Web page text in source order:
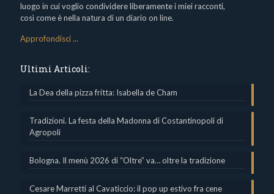
luogo in cui voglio condividere liberamente i miei racconti,
così come è nella natura di un diario on line.
Approfondisci ...
Ultimi Articoli:
La Dea della pizza fritta: Isabella de Cham
Tradizioni. La festa della Madonna di Costantinopoli di
Agropoli
Bologna. Il menù 2026 di “Oltre” va… oltre la tradizione
Cesare Marretti al Cavaticcio: il pop up estivo fra cene